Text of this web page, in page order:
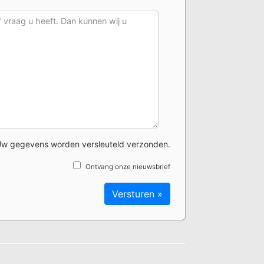
gegevens worden versleuteld verzonden.
Ontvang onze nieuwsbrief